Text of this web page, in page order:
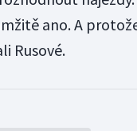
ano. A
Rusové.